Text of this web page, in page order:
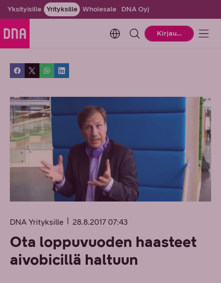
Yksityisille Yrityksille Wholesale DNA Oyj
Change language. Current
Kirjaudu
DNA Yrityksille 28.8.2017 07:43
Ota loppuvuoden haasteet
aivobicillä haltuun